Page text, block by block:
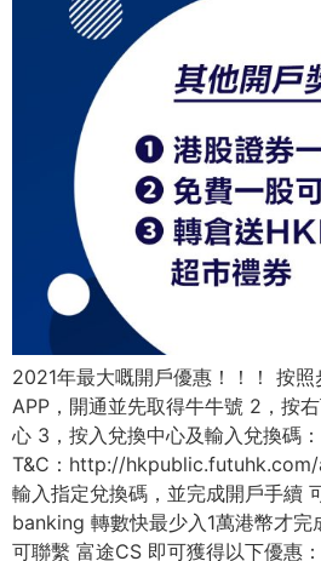
2021年最大嘅開戶優惠！！！ 按
APP，開通並先取得牛牛號 2，按
心 3，按入兌換中心及輸入兌換碼
T&C：http://
輸入指定兌換碼，並完成開戶手續
banking 轉數快最少入1萬港幣才完
可聯繫 富途CS 即可獲得以下